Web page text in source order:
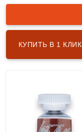
КУПИТЬ В 1 КЛИК